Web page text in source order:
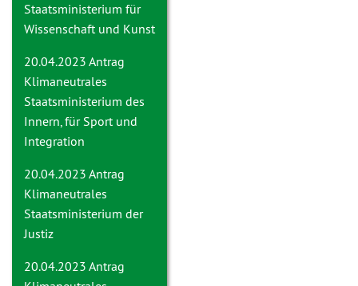
Staatsministerium für
Wissenschaft und Kunst
20.04.2023 Antrag
Klimaneutrales
Staatsministerium des
Innern, für Sport und
Integration
20.04.2023 Antrag
Klimaneutrales
Staatsministerium der
Justiz
20.04.2023 Antrag